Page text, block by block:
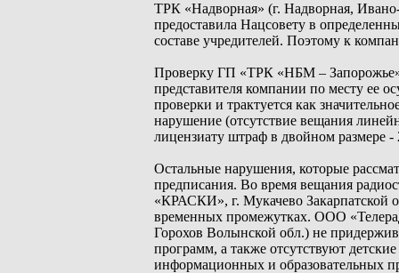
ТРК «Надворная» (г. Надворная,
предоставила Нацсовету в
составе учредителей. Поэтому к
Проверку ГП «ТРК «НБМ – Запорожье»
представителя компании по месту ее
проверки и трактуется как
нарушение (отсутствие вещания
лицензиату штраф в двойном размере -
Остальные нарушения, которые
предписания. Во время вещания
«КРАСКИ», г. Мукачево Закарпатской
временных промежутках. ООО
Горохов Волынской обл.) не
программ, а также отсутствуют
информационных и образовательных